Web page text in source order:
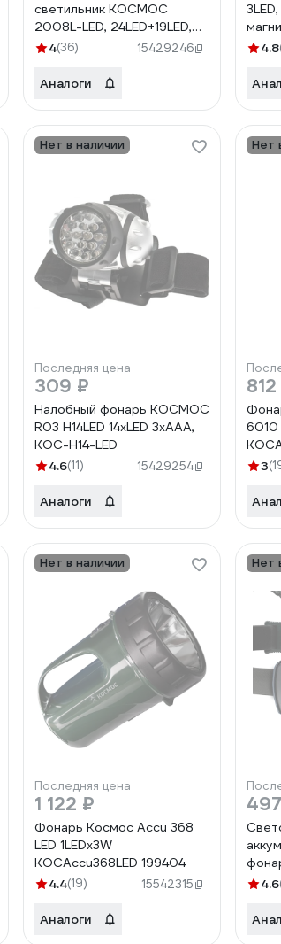
светильник КОСМОС
2008L-LED, 24LED+19LED,
4V2AH KOCAP2008L-LED
4(36) 15429246
Аналоги
4.8
Нет в наличии
Последняя цена
309 ₽
Налобный фонарь КОСМОС
R03 H14LED 14хLED 3хAAA,
KOC-H14-LED
4.6(11) 15429254
Аналоги
Нет
6010
3
Нет в наличии
Последняя цена
1 122 ₽
Фонарь Космос Accu 368
LED 1LEDх3W
KOCAccu368LED 199404
4.4(19) 15542315
Аналоги
Нет
5Вт4.6